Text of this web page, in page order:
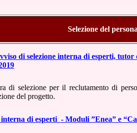
Selezione del
di selezione interna di esperti,
di selezione per il reclutamento di
del progetto.
interna di esperti - Moduli ”Enea” e